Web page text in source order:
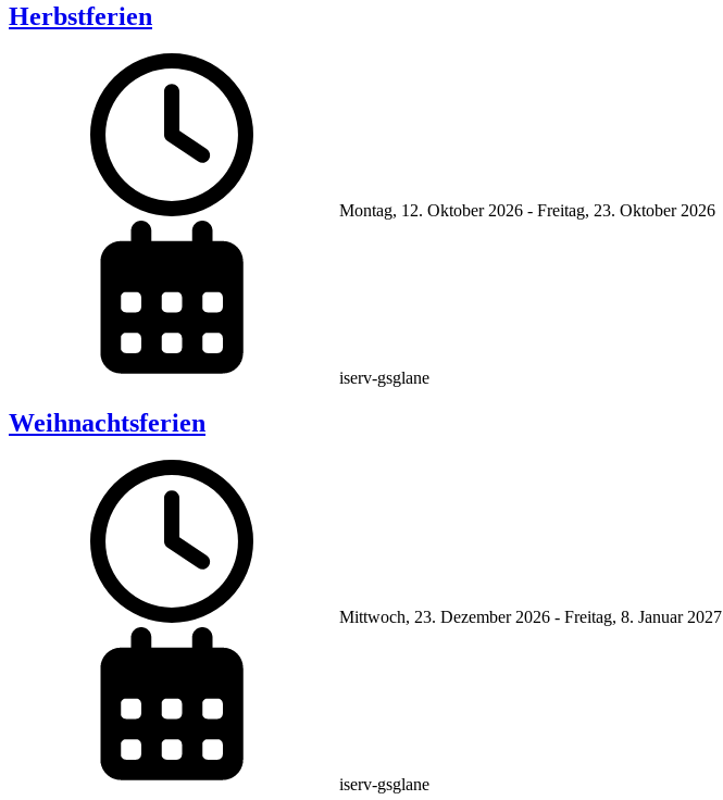
Herbstferien
Montag, 12. Oktober 2026 - Freitag, 23. Oktober 2026
iserv-gsglane
Weihnachtsferien
Mittwoch, 23. Dezember 2026 - Freitag, 8. Januar 2027
iserv-gsglane